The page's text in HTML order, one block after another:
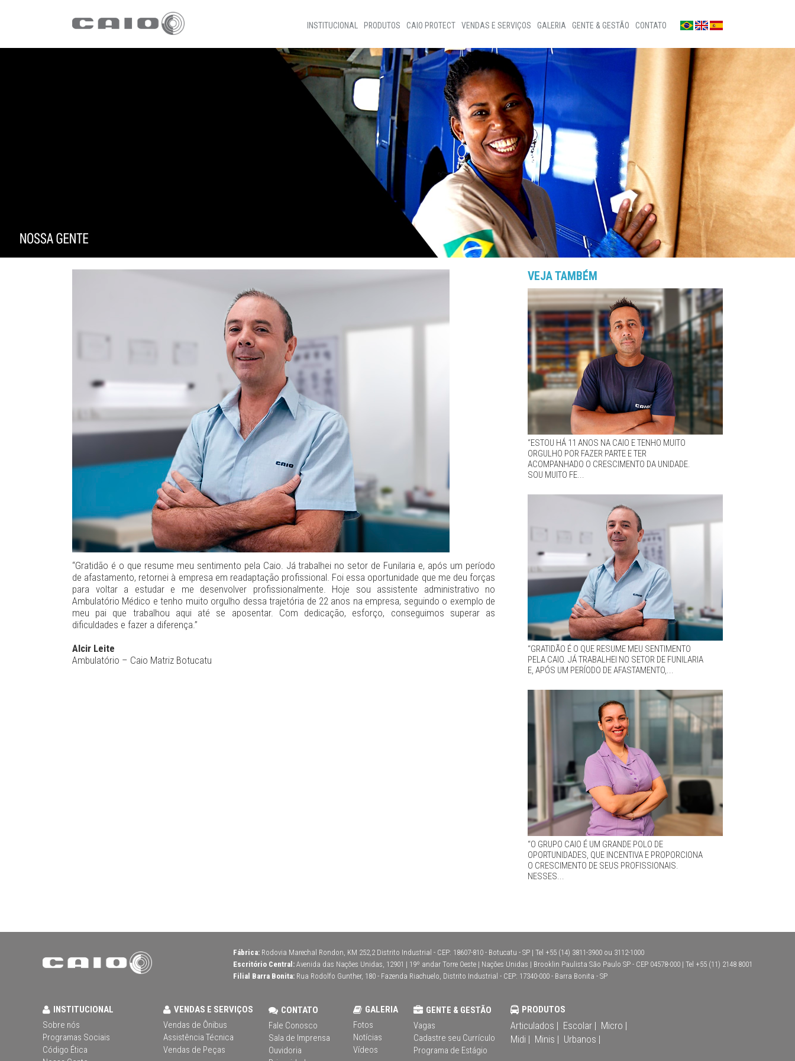
INSTITUCIONAL
Sobre nós
Programas Sociais
Código de ètica
Nossa Gente
Transparência
PRODUTOS CAIO PROTECT
VENDAS E SERVIÇOS
Vendas de Peças
Assistência Técnica
GALERIA
Notícias
Vídeos
GENTE & GESTÃO
CONTATO
Sala de imprensa
Canal de denúncias
“Gratidão é o que resume meu sentimento pela Caio. Já trabalhei no setor de Funilaria e, após um período
de afastamento, retornei à empresa em readaptação profissional. Foi essa oportunidade que me deu forças
para voltar a estudar e me desenvolver profissionalmente. Hoje sou assistente administrativo no
Ambulatório Médico e tenho muito orgulho dessa trajetória de 22 anos na empresa, seguindo o exemplo de
meu pai que trabalhou aqui até se aposentar. Com dedicação, esforço, conseguimos superar as
dificuldades e fazer a diferença.”
Alcir Leite
Ambulatório – Caio Matriz Botucatu
VEJA TAMBÉM
“ESTOU HÁ 11 ANOS NA CAIO E TENHO MUITO
ORGULHO POR FAZER PARTE E TER
ACOMPANHADO O CRESCIMENTO DA UNIDADE.
SOU MUITO FE...
“GRATIDÃO É O QUE RESUME MEU SENTIMENTO
PELA CAIO. JÁ TRABALHEI NO SETOR DE FUNILARIA
E, APÓS UM PERÍODO DE AFASTAMENTO,...
“O GRUPO CAIO É UM GRANDE POLO DE
OPORTUNIDADES, QUE INCENTIVA E PROPORCIONA
O CRESCIMENTO DE SEUS PROFISSIONAIS.
NESSES...
Fábrica: Rodovia Marechal Rondon, KM 252,2 Distrito Industrial - CEP: 18607-810 - Botucatu - SP | Tel +55 (14) 3811-3900 ou 3112-1000
Escritório Central: Avenida das Nações Unidas, 12901 | 19º andar Torre Oeste | Nações Unidas | Brooklin Paulista São Paulo SP - CEP 04578-000 | Tel +55 (11) 2148 8001
Filial Barra Bonita: Rua Rodolfo Gunther, 180 - Fazenda Riachuelo, Distrito Industrial - CEP: 17340-000 - Barra Bonita - SP
INSTITUCIONAL
Sobre nós
Programas Sociais
Código Ética
VENDAS E SERVIÇOS
Vendas de Ônibus
Assistência Técnica
Vendas de Peças
CONTATO
Fale Conosco
Sala de Imprensa
Ouvidoria
GALERIA
Fotos
Notícias
Vídeos
GENTE & GESTÃO
Vagas
Cadastre seu Currículo
Programa de Estágio
PRODUTOS
Articulados | Escolar | Micro |
Midi | Minis | Urbanos |